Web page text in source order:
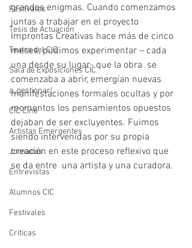
Festivales
Tesis de Actuación
Teatro del CIC
Sala de Exposiciones CIC
a_gestionar!
CIC Cine
Artistas Emergentes
Jornadas
Entrevistas
Alumnos CIC
Festivales
Críticas
grandes enigmas. Cuando comenzamos
juntas a trabajar en el proyecto
Improntas Creativas hace más de cinco
meses, pudimos experimentar – cada
una desde su lugar- que la obra  se
comenzaba a abrir, emergían nuevas
manifestaciones formales ocultas y por
momentos los pensamientos opuestos
dejaban de ser excluyentes. Fuimos
siendo intervenidas por su propia
creación en este proceso reflexivo que
se da entre  una artista y una curadora.